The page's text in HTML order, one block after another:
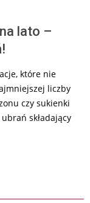
lato –
które nie
liczby
czy sukienki
składający